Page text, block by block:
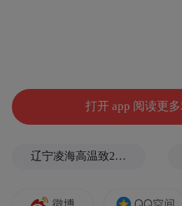
打开 app 阅读更
辽宁凌海高温致28名务农人员中暑死亡？官方回应